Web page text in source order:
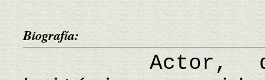
Biografía:
Actor,